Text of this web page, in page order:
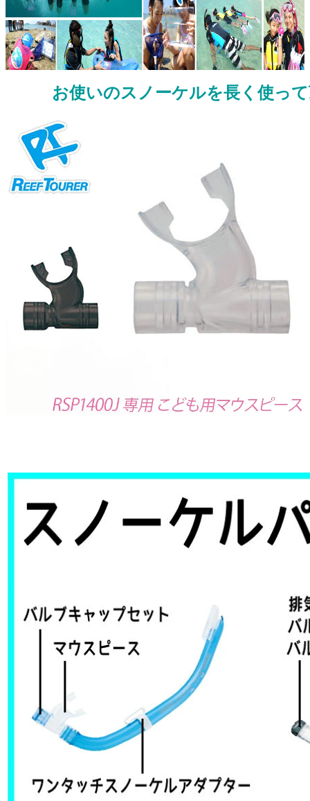
お使いのスノーケルを長く使っ